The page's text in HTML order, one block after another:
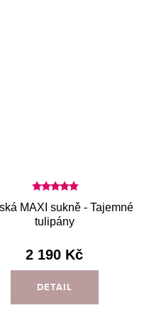
MAXI sukně - Tajemné
tulipány
2 190 Kč
DETAIL